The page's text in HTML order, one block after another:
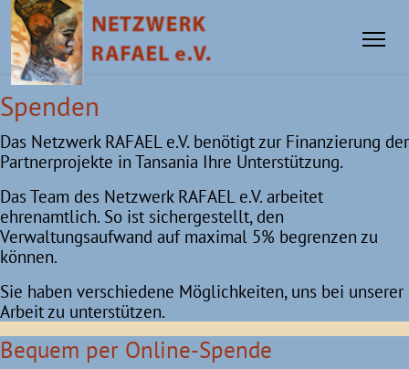
Spenden
Das Netzwerk RAFAEL e.V. benötigt zur Finanzierung der
Partnerprojekte in Tansania Ihre Unterstützung.
Das Team des Netzwerk RAFAEL e.V. arbeitet
ehrenamtlich. So ist sichergestellt, den
Verwaltungsaufwand auf maximal 5% begrenzen zu
können.
Sie haben verschiedene Möglichkeiten, uns bei unserer
Arbeit zu unterstützen.
Bequem per Online-Spende